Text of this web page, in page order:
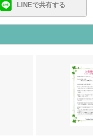
LINEで共有する